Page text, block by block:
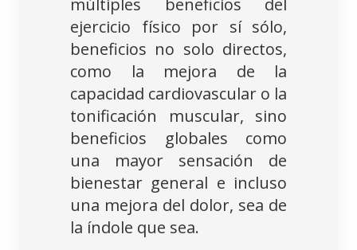
múltiples beneficios del
ejercicio físico por sí sólo,
beneficios no solo directos,
como la mejora de la
capacidad cardiovascular o la
tonificación muscular, sino
beneficios globales como
una mayor sensación de
bienestar general e incluso
una mejora del dolor, sea de
la índole que sea.